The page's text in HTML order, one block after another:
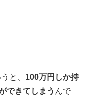
と、 100万円しか持
できてしまう んで